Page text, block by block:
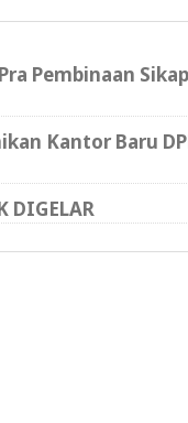
Pembinaan
Kantor Baru
DIGELAR